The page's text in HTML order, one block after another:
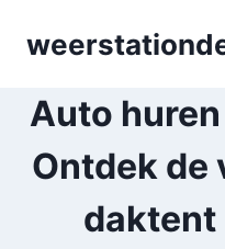
Auto
Ontdek de
daktent